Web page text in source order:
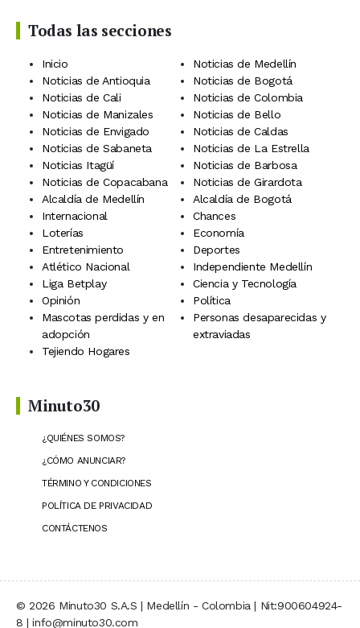
Todas las secciones
Inicio
Noticias de Medellín
Noticias de Antioquia
Noticias de Bogotá
Noticias de Cali
Noticias de Colombia
Noticias de Manizales
Noticias de Bello
Noticias de Envigado
Noticias de Caldas
Noticias de Sabaneta
Noticias de La Estrella
Noticias Itagüí
Noticias de Barbosa
Noticias de Copacabana
Noticias de Girardota
Alcaldía de Medellín
Alcaldía de Bogotá
Internacional
Chances
Loterías
Economía
Entretenimiento
Deportes
Atlético Nacional
Independiente Medellín
Liga Betplay
Ciencia y Tecnología
Opinión
Política
Mascotas perdidas y en
adopción
Personas desaparecidas y
extraviadas
Tejiendo Hogares
Minuto30
¿QUIÉNES SOMOS?
¿CÓMO ANUNCIAR?
TÉRMINO Y CONDICIONES
POLÍTICA DE PRIVACIDAD
CONTÁCTENOS
© 2026 Minuto30 S.A.S | Medellín - Colombia | Nit:900604924-
8 | info@minuto30.com